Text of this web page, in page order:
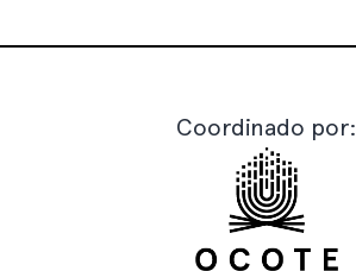
Coordinado por: